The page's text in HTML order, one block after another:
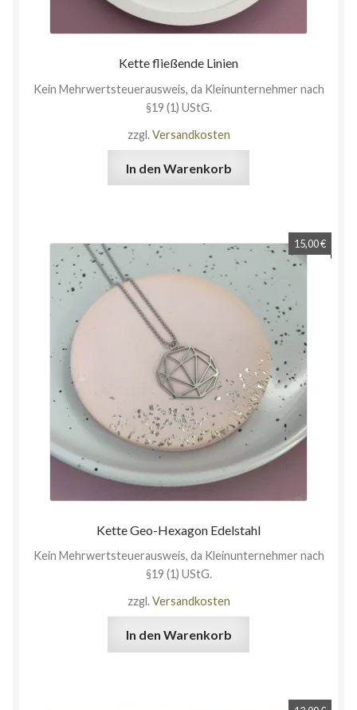
Kette fließende Linien
Kein Mehrwertsteuerausweis, da Kleinunternehmer nach
§19 (1) UStG.
zzgl.Versandkosten
In den Warenkorb
Kette Geo-Hexagon Edelstahl
15,00€
Kein Mehrwertsteuerausweis, da Kleinunternehmer nach
§19 (1) UStG.
zzgl.Versandkosten
In den Warenkorb